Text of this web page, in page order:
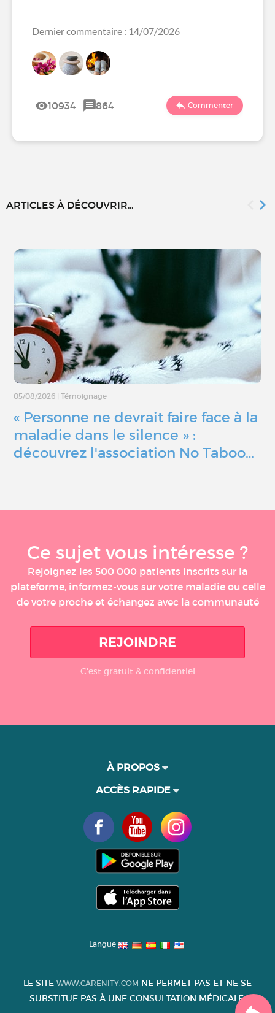
Dernier commentaire : 14/07/2026
10934 864 Commenter
ARTICLES À DÉCOUVRIR...
05/08/2026 Témoignage
« Personne ne devrait faire face à la
maladie dans le silence » :
découvrez l'association No Taboo…
Ce sujet vous intéresse ?
Rejoignez les 500 000 patients inscrits sur la
plateforme, informez-vous sur votre maladie ou celle
de votre proche et échangez avec la communauté
REJOINDRE
C'est gratuit & confidentiel
À PROPOS
ACCÈS RAPIDE
Langue
LE SITE WWW.CARENITY.COM NE PERMET PAS ET NE SE
SUBSTITUE PAS À UNE CONSULTATION MÉDICALE.